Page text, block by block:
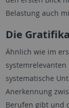
Belastung auch
Die
Ähnlich wie im
systematische
Anerkennung
Berufen gibt und